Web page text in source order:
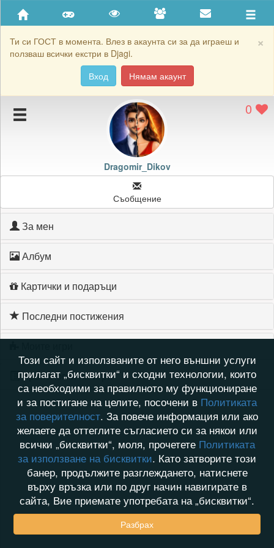
×
Ти си ГОСТ в момента. Влез в акаунта си за да играеш и
ползваш всички екстри в Djagi.
Вход
Нямам акаунт
Приятели
Хронология на игри
Подаръците на Dragomir_Dikov
Картичките на Dragomir_Dikov
Блокирай Dragomir_Dikov
0
Dragomir_Dikov
Съобщение
За мен
Албум
Картички и подаръци
Последни постижения
Хронология на игри
Този сайт и използваните от него външни услуги
прилагат „бисквитки“ и сходни технологии, които
са необходими за правилното му функциониране
и за постигане на целите, посочени в Политиката
за поверителност. За повече информация или ако
желаете да оттеглите съгласието си за някои или
всички „бисквитки“, моля, прочетете Политиката
за използване на бисквитки. Като затворите този
банер, продължите разглеждането, натиснете
върху връзка или по друг начин навигирате в
сайта, Вие приемате употребата на „бисквитки“.
Разбрах